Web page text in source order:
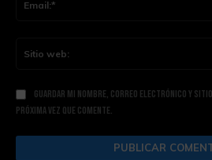
Guardar mi nombre, correo electrónico y sitio
próxima vez que comente.